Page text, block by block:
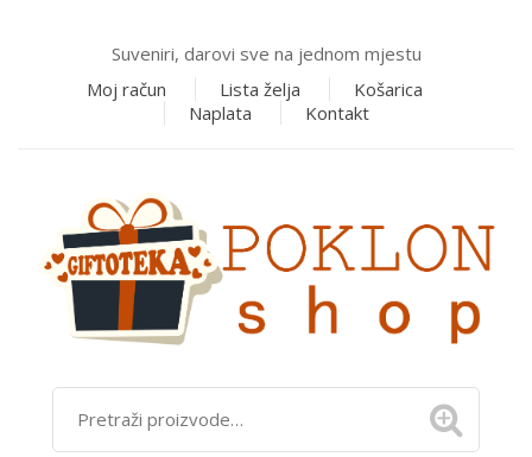
Suveniri, darovi sve na jednom mjestu
Moj račun
Lista želja
Košarica
Naplata
Kontakt